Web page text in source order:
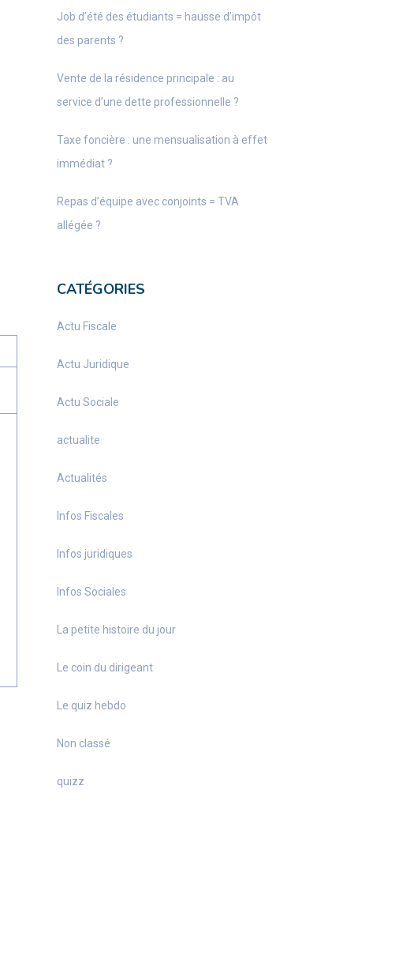
Job d’été des étudiants = hausse d’impôt
des parents ?
Vente de la résidence principale : au
service d’une dette professionnelle ?
Taxe foncière : une mensualisation à effet
immédiat ?
Repas d’équipe avec conjoints = TVA
allégée ?
CATÉGORIES
Actu Fiscale
Actu Juridique
Actu Sociale
actualite
Actualités
Infos Fiscales
Infos juridiques
Infos Sociales
La petite histoire du jour
Le coin du dirigeant
Le quiz hebdo
Non classé
quizz